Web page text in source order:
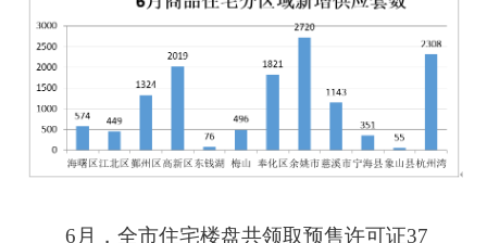
6月，全市住宅楼盘共领取预售许可证37